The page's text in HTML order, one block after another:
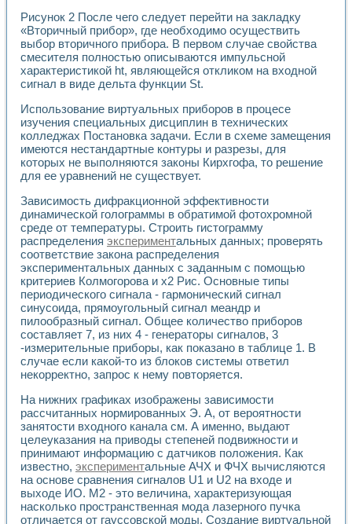
Виртуальный лабораторный практикум для изучения
Управление роботом ТУР-10 средствами LabVIEW
Аппаратно-программный комплекс для исследования
Автоматизированный дистанционный лабораторный
Исследование возможности реставрации одномерных
Разработка модификаций алгоритма полигармонической
Учебный стенд для исследования принципа действия
Виртуальная система поддержки принимаемых решений в
Преемственность дисциплин «Моделирование систем» и
Универсальный стенд для исследования электрических
Виртуальный измеритель частотных характеристик на
Лабораторный практикум по основам теории Коммутации
Разработка виртуальной лабораторной работы
Виртуальные практикумы по электротехнике в среде
Из опыта внедрения в рамках национального проекта
Исследование эффективности решателей
Опыт разработки LabVIEW лабораторных практикумов
Проблемы повышения качества образования и
Развитие LabVIEW лабораторного практикума по
Разработка виртуальной лаборатории по электротехнике
Усовершенствованные алгоритмы частотного анализа
Об опыте работы учебного центра «Технологии
Технологии NI в магистерской программе «Прикладная
Система диагностики двигателей постоянного тока
Автоматизированный стенд формирования
Лабораторный практикум по курсу ИИС на базе
Партнеры
Академические и отраслевые институты
Учебные заведения
Бизнес
Контакты
Рисунок 2 После чего следует перейти на закладку
«Вторичный прибор», где необходимо осуществить
выбор вторичного прибора. В первом случае свойства
смесителя полностью описываются импульсной
характеристикой ht, являющейся откликом на входной
сигнал в виде дельта функции St.
Использование виртуальных приборов в процесе
изучения специальных дисциплин в технических
колледжах Постановка задачи. Если в схеме замещения
имеются нестандартные контуры и разрезы, для
которых не выполняются законы Кирхгофа, то решение
для ее уравнений не существует.
Зависимость дифракционной эффективности
динамической голограммы в обратимой фотохромной
среде от температуры. Строить гистограмму
распределения экспериментальных данных; проверять
соответствие закона распределения
экспериментальных данных с заданным с помощью
критериев Колмогорова и х2 Рис. Основные типы
периодического сигнала - гармонический сигнал
синусоида, прямоугольный сигнал меандр и
пилообразный сигнал. Общее количество приборов
составляет 7, из них 4 - генераторы сигналов, 3
-измерительные приборы, как показано в таблице 1. В
случае если какой-то из блоков системы ответил
некорректно, запрос к нему повторяется.
На нижних графиках изображены зависимости
рассчитанных нормированных Э. А, от вероятности
занятости входного канала см. А именно, выдают
целеуказания на приводы степеней подвижности и
принимают информацию с датчиков положения. Как
известно, экспериментальные АЧХ и ФЧХ вычисляются
на основе сравнения сигналов U1 и U2 на входе и
выходе ИО. М2 - это величина, характеризующая
насколько пространственная мода лазерного пучка
отличается от гауссовской моды. Создание виртуальной